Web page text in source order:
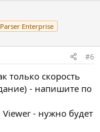
Enterprise
#6
только скорость
- напишите по
Viewer - нужно будет